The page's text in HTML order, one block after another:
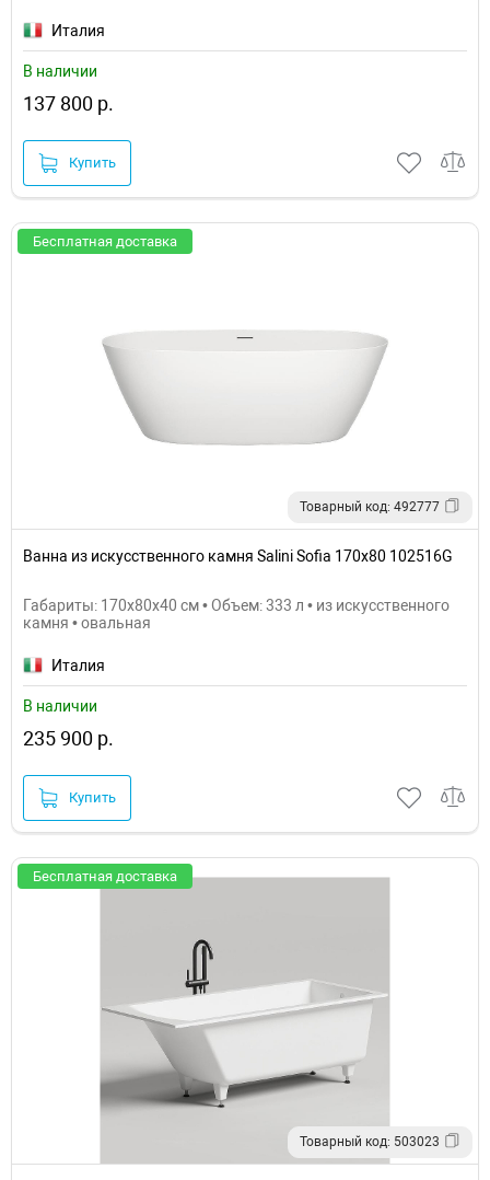
Италия
В наличии
137 800 р.
Купить
Бесплатная доставка
Товарный код: 492777
Ванна из искусственного камня Salini Sofia 170х80 102516G
Габариты: 170x80x40 см • Объем: 333 л • из искусственного
камня • овальная
Италия
В наличии
235 900 р.
Купить
Бесплатная доставка
Товарный код: 503023